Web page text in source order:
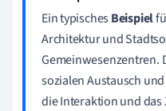
Ein typischesBeispiel
Architektur und
Gemeinwesenzentren.
sozialen Austausch
die Interaktion und